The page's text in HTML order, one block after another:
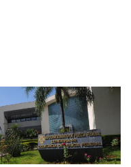
2023, quando o
sobre um possível
e fraudes
prejuízos à
O avanço da
físicas que seriam